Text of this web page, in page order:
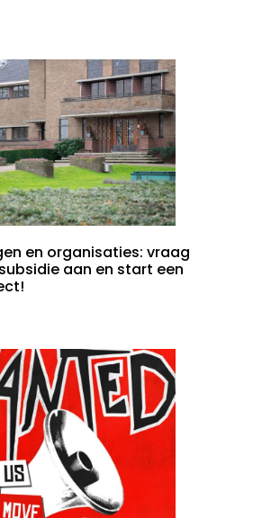
en organisaties: vraag
aan en start een